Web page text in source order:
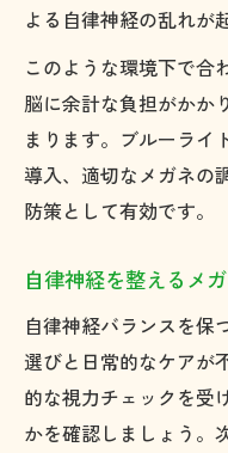
よる自律神経の乱れが
このような環境下で合
脳に余計な負担がかか
まります。ブルーライ
導入、適切なメガネの
防策として有効です。
自律神経を整えるメ
自律神経バランスを保
選びと日常的なケアが
的な視力チェックを受
かを確認しましょう。